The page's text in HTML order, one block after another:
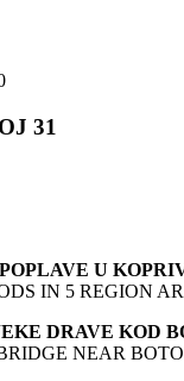
31
U
IN 5 REGION
DRAVE KOD
NEAR